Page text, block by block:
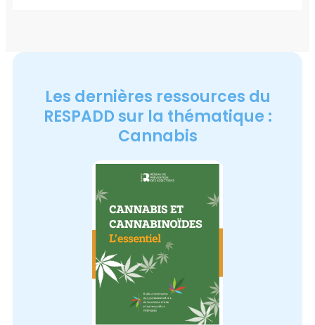
Les dernières ressources du
RESPADD sur la thématique :
Cannabis